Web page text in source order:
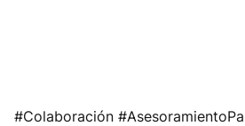
#Colaboración